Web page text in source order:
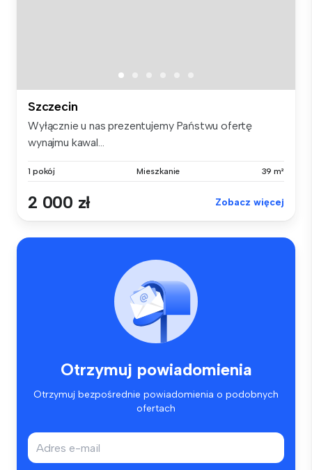
Szczecin
Wyłącznie u nas prezentujemy Państwu ofertę
wynajmu kawal...
1 pokój Mieszkanie 39 m²
2 000 zł Zobacz więcej
Otrzymuj powiadomienia
Otrzymuj bezpośrednie powiadomienia o podobnych
ofertach